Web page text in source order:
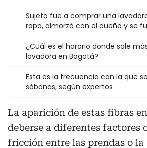
Sujeto fue a comprar una
ropa, almorzó con el dueño y se
¿Cuál es el horario donde sale
lavadora en Bogotá?
Esta es la frecuencia con la que
sábanas, según expertos
La aparición de estas fibras
deberse a diferentes factores
fricción entre las prendas o la